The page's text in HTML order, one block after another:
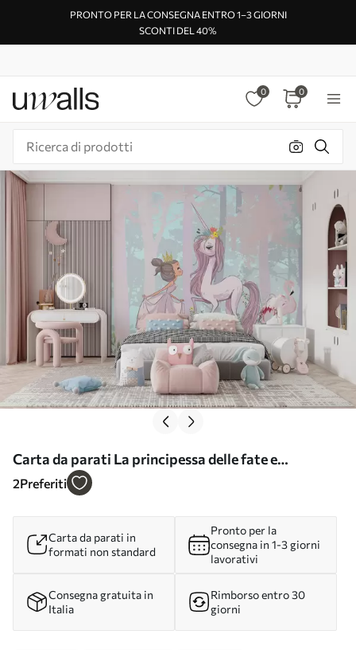
PRONTO PER LA CONSEGNA ENTRO 1–3 GIORNI
SCONTI DEL 40%
0 0
Carta da parati La principessa delle fate e
l'unicorno nr. u97350
2Preferiti
Carta da parati in
formati non standard
Pronto per la
consegna in 1-3 giorni
lavorativi
Consegna gratuita in
Italia
Rimborso entro 30
giorni